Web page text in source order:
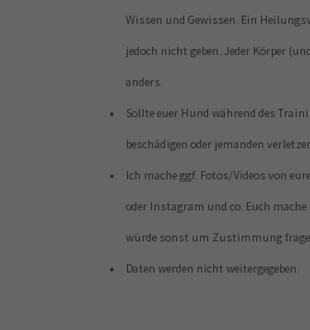
Wissen und Gewissen. Ein
jedoch nicht geben. Jeder Körper
anders.
Sollte euer Hund während des
beschädigen oder jemanden
Ich mache ggf. Fotos/Videos von
oder Instagram und co. Euch
würde sonst um Zustimmung
Daten werden nicht weitergegeben.